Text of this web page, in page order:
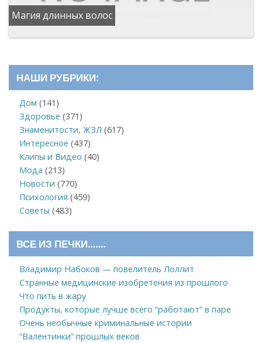
Магия длинных волос
НАШИ РУБРИКИ:
Дом (141)
Здоровье (371)
Знаменитости, ЖЗЛ (617)
Интересное (437)
Клипы и Видео (40)
Мода (213)
Новости (770)
Психология (459)
Советы (483)
ВСЕ ИЗ ПЕЧКИ…….
Владимир Набоков — повелитель Лоллит
Странные медицинские изобретения из прошлого
Что пить в жару
Продукты, которые лучше всего “работают” в паре
Очень необычные криминальные истории
“Валентинки” прошлых веков